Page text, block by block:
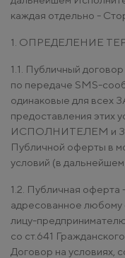
каждая отдельно -
1. ОПРЕДЕЛЕНИЕ
1.1. Публичный
по передаче SMS-
одинаковые для
предоставления этих
ИСПОЛНИТЕЛЕМ и
Публичной оферты в
условий (в
1.2. Публичная
адресованное любому
лицу-
со ст.641
Договор на условиях,